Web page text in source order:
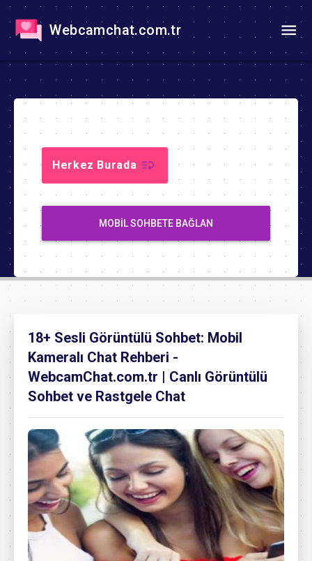
Webcamchat.com.tr
Herkez Burada
MOBIL SOHBETE BAĞLAN
18+ Sesli Görüntülü Sohbet: Mobil
Kameralı Chat Rehberi -
WebcamChat.com.tr | Canlı Görüntülü
Sohbet ve Rastgele Chat